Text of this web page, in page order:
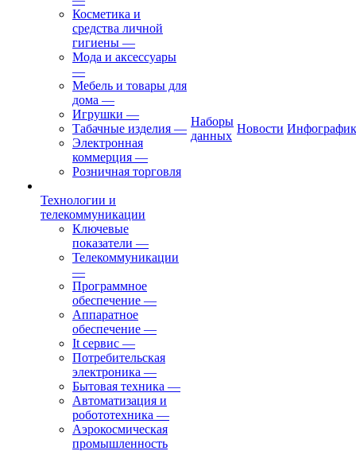
Косметика и
средства личной
гигиены —
Мода и аксессуары
—
Мебель и товары для
дома —
Игрушки —
Табачные изделия —
Электронная
коммерция —
Розничная торговля
Технологии и
телекоммуникации
Ключевые
показатели —
Телекоммуникации
—
Программное
обеспечение —
Аппаратное
обеспечение —
It сервис —
Потребительская
электроника —
Бытовая техника —
Автоматизация и
робототехника —
Аэрокосмическая
промышленность
Наборы
данных
Новости